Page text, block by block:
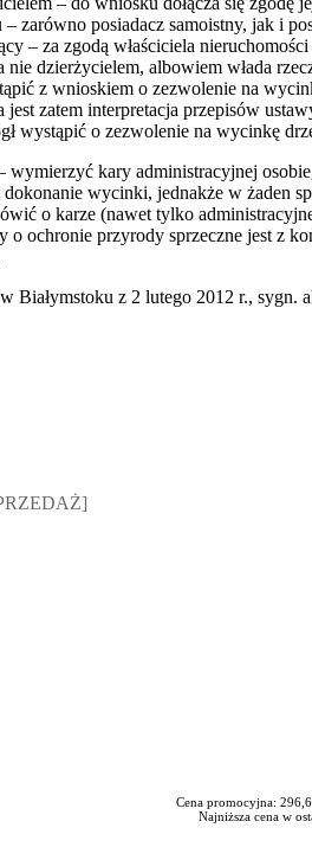
– zarówno posiadacz samoistny, jak i
– za zgodą właściciela
nie dzierżycielem, albowiem włada
z wnioskiem o zezwolenie na
jest zatem interpretacja przepisów
wystąpić o zezwolenie na wycinkę
wymierzyć kary administracyjnej
wycinki, jednakże w żaden
o karze (nawet tylko
o ochronie przyrody sprzeczne jest z
Białymstoku z 2 lutego 2012 r., sygn.
Mateusz Jakubik, Rafał Prabucki -
Cena promocyjna:
Najniższa cena w